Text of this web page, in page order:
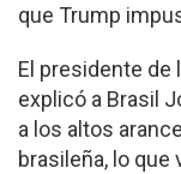
que Trump
El presidente de
explicó a Brasil
a los altos
brasileña, lo